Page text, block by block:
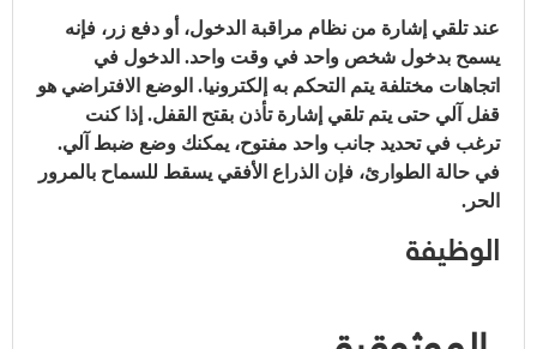
عند تلقي إشارة من نظام مراقبة الدخول، أو دفع زر، فإنه
يسمح بدخول شخص واحد في وقت واحد. الدخول في
اتجاهات مختلفة يتم التحكم به إلكترونيا. الوضع الافتراضي هو
قفل آلي حتى يتم تلقي إشارة تأذن بقتح القفل. إذا كنت
ترغب في تحديد جانب واحد مفتوح، يمكنك وضع ضبط آلي.
في حالة الطوارئ، فإن الذراع الأفقي يسقط للسماح بالمرور
الحر.
الوظيفة